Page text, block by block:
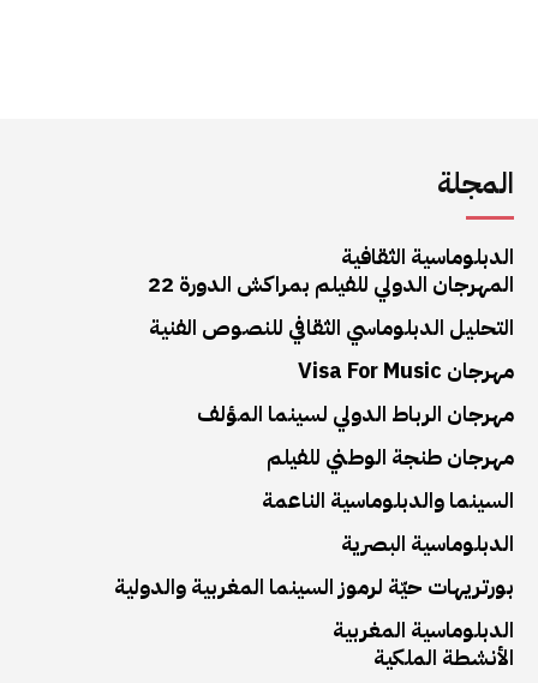
المجلة
الدبلوماسية الثقافية
المهرجان الدولي للفيلم بمراكش الدورة 22
التحليل الدبلوماسي الثقافي للنصوص الفنية
مهرجان Visa For Music
مهرجان الرباط الدولي لسينما المؤلف
مهرجان طنجة الوطني للفيلم
السينما والدبلوماسية الناعمة
الدبلوماسية البصرية
بورتريهات حيّة لرموز السينما المغربية والدولية
الدبلوماسية المغربية
الأنشطة الملكية